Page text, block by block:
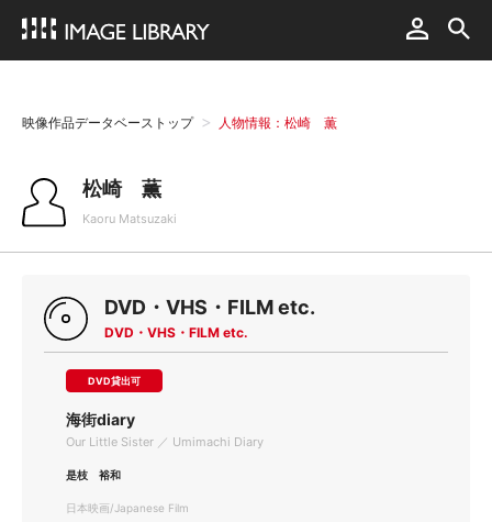
映像作品データベーストップ 人物情報：松崎 薫
松崎 薫
Kaoru Matsuzaki
DVD・VHS・FILM etc.
DVD・VHS・FILM etc.
DVD貸出可
海街diary
Our Little Sister ／ Umimachi Diary
是枝 裕和
日本映画/Japanese Film